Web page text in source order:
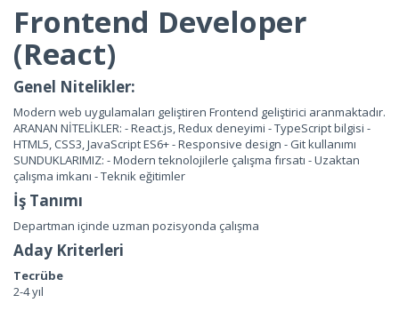
Frontend Developer
(React)
Genel Nitelikler:
Modern web uygulamaları geliştiren Frontend geliştirici aranmaktadır.
ARANAN NİTELİKLER: - React.js, Redux deneyimi - TypeScript bilgisi -
HTML5, CSS3, JavaScript ES6+ - Responsive design - Git kullanımı
SUNDUKLARIMIZ: - Modern teknolojilerle çalışma fırsatı - Uzaktan
çalışma imkanı - Teknik eğitimler
İş Tanımı
Departman içinde uzman pozisyonda çalışma
Aday Kriterleri
Tecrübe
2-4 yıl